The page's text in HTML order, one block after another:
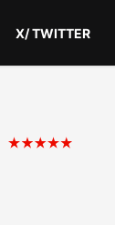
X/ TWITTER